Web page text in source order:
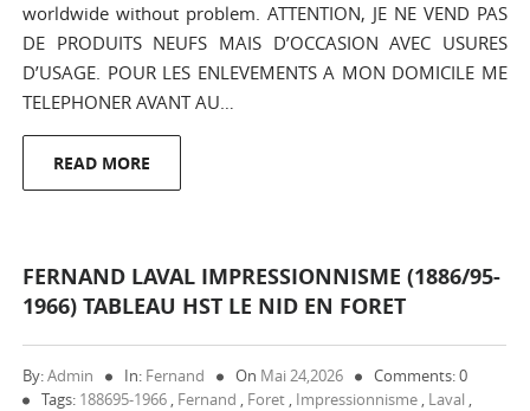
worldwide without problem. ATTENTION, JE NE VEND PAS
DE PRODUITS NEUFS MAIS D’OCCASION AVEC USURES
D’USAGE. POUR LES ENLEVEMENTS A MON DOMICILE ME
TELEPHONER AVANT AU…
READ MORE
FERNAND LAVAL IMPRESSIONNISME (1886/95-
1966) TABLEAU HST LE NID EN FORET
By:Admin In: Fernand On Mai 24,2026
Comments: 0
Tags: 188695-1966 , Fernand , Foret , Impressionnisme , Laval ,